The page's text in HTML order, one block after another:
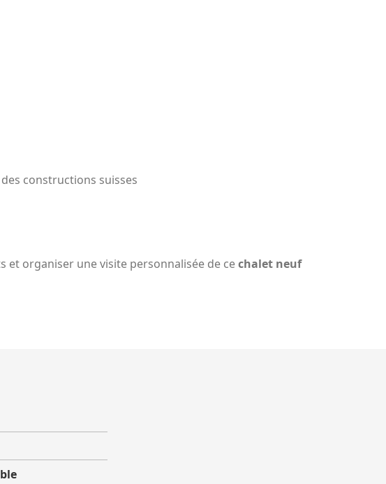
constructions suisses
et organiser une visite personnalisée de cechalet neuf